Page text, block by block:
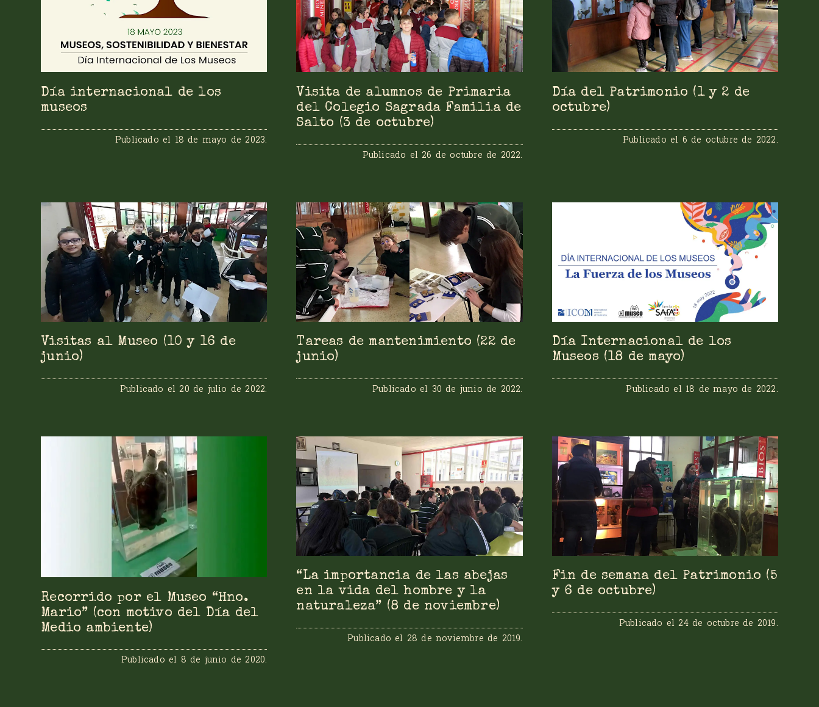
Día internacional de los
museos
Publicado el 18 de mayo de 2023
Visita de alumnos de Primaria
del Colegio Sagrada Familia de
Salto (3 de octubre)
Publicado el 26 de octubre de 2022
Día del Patrimonio (1 y 2 de
octubre)
Publicado el 6 de octubre de 2022
Visitas al Museo (10 y 16 de
junio)
Publicado el 20 de julio de 2022
Tareas de mantenimiento (22 de
junio)
Publicado el 30 de junio de 2022
Día Internacional de los
Museos (18 de mayo)
Publicado el 18 de mayo de 2022
Recorrido por el Museo “Hno.
Mario” (con motivo del Día del
Medio ambiente)
Publicado el 8 de junio de 2020.
“La importancia de las abejas
en la vida del hombre y la
naturaleza” (8 de noviembre)
Publicado el 28 de noviembre de 2019.
Fin de semana del Patrimonio (5
y 6 de octubre)
Publicado el24 de octubre de 2019.